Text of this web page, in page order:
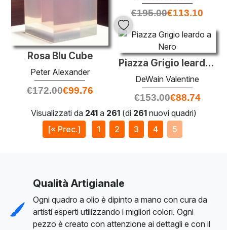
€195.00€113.10
Rosa Blu Cube
Peter Alexander
€172.00€99.76
Piazza Grigio leardo a Nero
DeWain Valentine
€153.00€88.74
Visualizzati da 241a 261(di 261nuovi quadri)
[« Prec.]
1 2 3 4 5
Qualità Artigianale
Ogni quadro a olio è dipinto a mano con cura da
artisti esperti utilizzando i migliori colori. Ogni
pezzo è creato con attenzione ai dettagli e con il